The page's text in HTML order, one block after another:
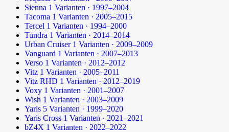
Sienna 1 Varianten · 1997–2004
Tacoma 1 Varianten · 2005–2015
Tercel 1 Varianten · 1994–2000
Tundra 1 Varianten · 2014–2014
Urban Cruiser 1 Varianten · 2009–2009
Vanguard 1 Varianten · 2007–2013
Verso 1 Varianten · 2012–2012
Vitz 1 Varianten · 2005–2011
Vitz RHD 1 Varianten · 2012–2019
Voxy 1 Varianten · 2001–2007
Wish 1 Varianten · 2003–2009
Yaris 5 Varianten · 1999–2020
Yaris Cross 1 Varianten · 2021–2021
bZ4X 1 Varianten · 2022–2022